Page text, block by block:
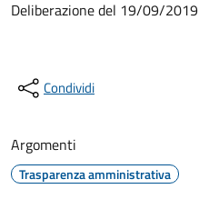
Deliberazione del 19/09/2019
Condividi
Argomenti
Trasparenza amministrativa